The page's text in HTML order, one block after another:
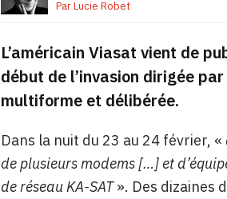
ParLucie Robet
L’américain Viasat vient de
début de l’invasion dirigée
multiforme et délibérée.
Dans la nuit du 23 au 24 février, «
de plusieurs modems […] et
de réseau KA-SAT». Des dizaines